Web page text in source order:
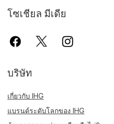
โซเชียล มีเดีย
บริษัท
เกี่ยวกับ IHG
แบรนด์ระดับโลกของ IHG